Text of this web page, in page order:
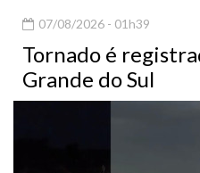
07/08/2026 - 01h39
Tornado é
Grande do Sul